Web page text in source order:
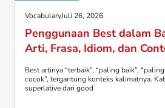
VocabularyJuli 26, 2026
Penggunaan Best dalam
Arti, Frasa, Idiom, dan
Best artinya “terbaik”, “paling baik”,
cocok”, tergantung konteks kalimatnya.
superlative dari good